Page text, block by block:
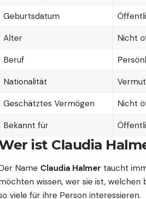
Geburtsdatum
Alter Nicht
Beruf
Nationalität
Geschätztes Vermögen Nicht
Bekannt für
ist Claudia
Name Claudia Halmer taucht
wissen, wer sie ist,
viele für ihre Person interessieren.